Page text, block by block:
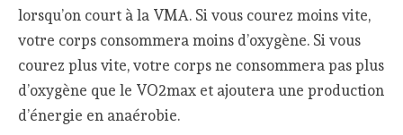
lorsqu’on court à la VMA. Si vous courez moins vite,
votre corps consommera moins d’oxygène. Si vous
courez plus vite, votre corps ne consommera pas plus
d’oxygène que le VO2max et ajoutera une production
d’énergie en anaérobie.